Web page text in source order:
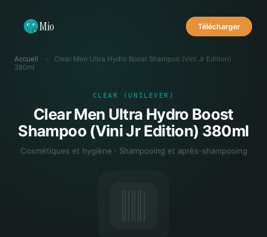
Mio Télécharger
Accueil →
Clear Men Ultra Hydro Boost Shampoo (Vini Jr Edition)
380ml
CLEAR (UNILEVER)
Clear Men Ultra Hydro Boost
Shampoo (Vini Jr Edition) 380ml
Cosmétiques et hygiène · Shampooing et après-shampooing